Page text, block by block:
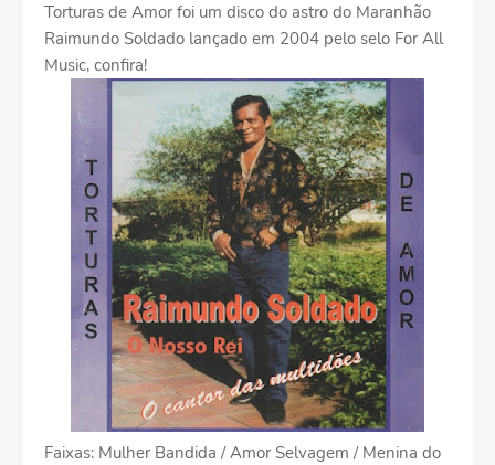
Torturas de Amor foi um disco do astro do Maranhão
Raimundo Soldado lançado em 2004 pelo selo For All
Music, confira!
Faixas: Mulher Bandida / Amor Selvagem / Menina do